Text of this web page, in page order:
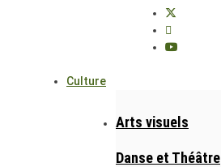
Culture
Arts visuels
Danse et Théâtre